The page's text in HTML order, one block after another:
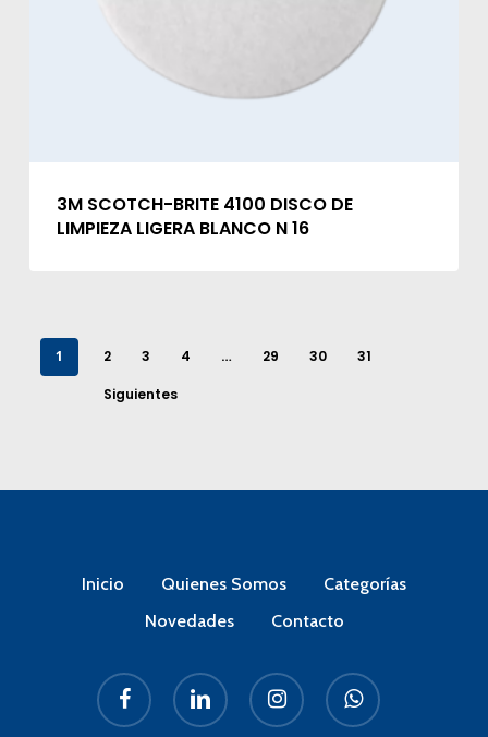
3M SCOTCH-BRITE 4100 DISCO DE
LIMPIEZA LIGERA BLANCO N 16
1 2 3 4 … 29 30 31
Siguientes
Inicio Quienes Somos
Categorías
Novedades
Contacto
facebook linkedin instagram whatsapp